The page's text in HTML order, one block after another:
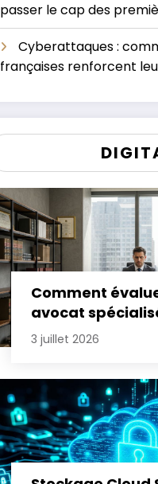
passer le cap des
Cyberattaques :
françaises renforcent
Comment
avocat
critères
3 juillet 2026